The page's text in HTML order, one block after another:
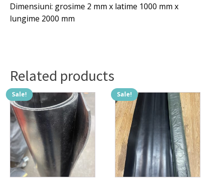
Dimensiuni: grosime 2 mm x latime 1000 mm x
lungime 2000 mm
Related products
Sale! Sale!